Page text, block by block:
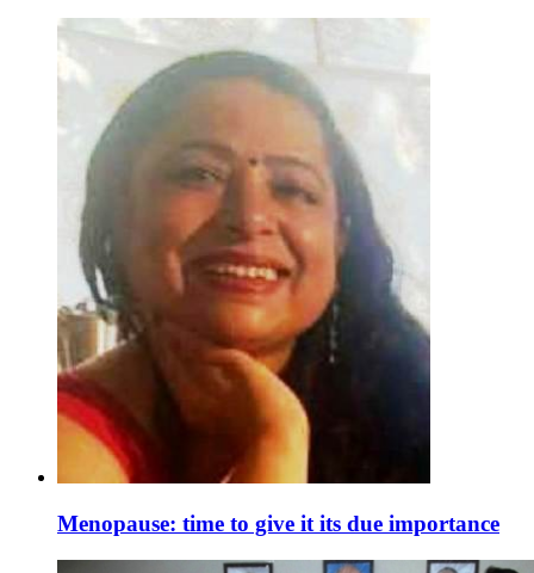
Menopause: time to give it its due importance